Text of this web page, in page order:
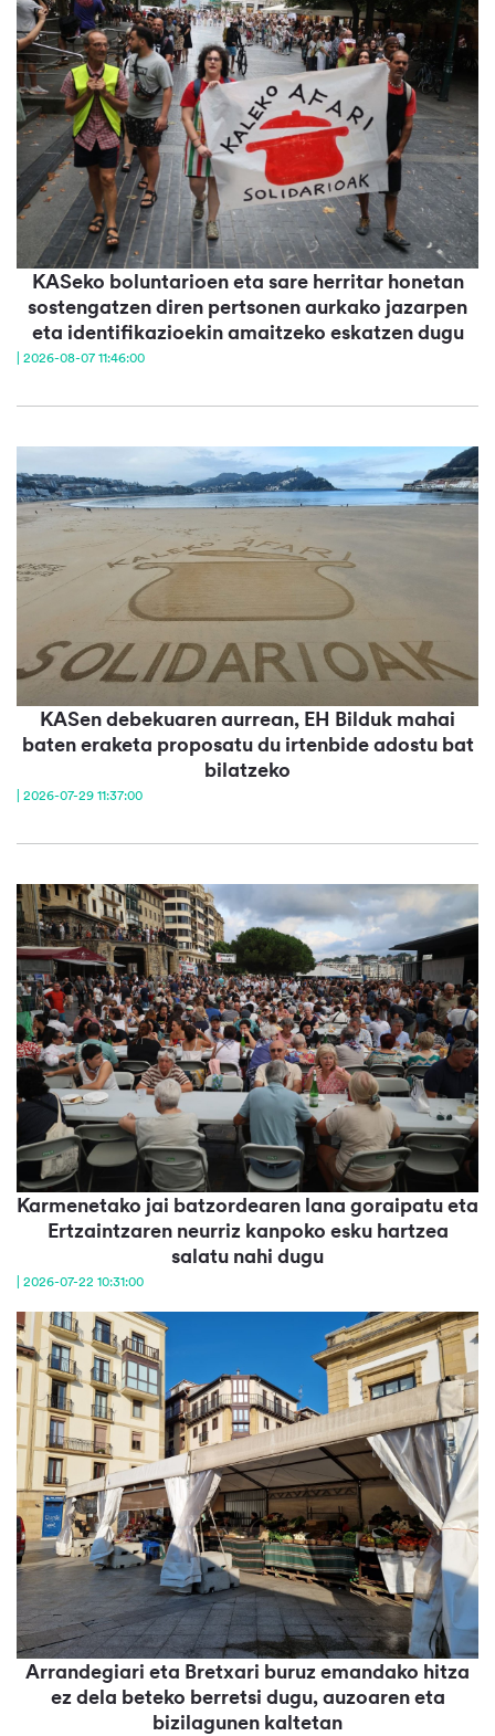
KASeko boluntarioen eta sare herritar honetan
sostengatzen diren pertsonen aurkako jazarpen
eta identifikazioekin amaitzeko eskatzen dugu
| 2026-08-07 11:46:00
KASen debekuaren aurrean, EH Bilduk mahai
baten eraketa proposatu du irtenbide adostu bat
bilatzeko
| 2026-07-29 11:37:00
Karmenetako jai batzordearen lana goraipatu eta
Ertzaintzaren neurriz kanpoko esku hartzea
salatu nahi dugu
| 2026-07-22 10:31:00
Arrandegiari eta Bretxari buruz emandako hitza
ez dela beteko berretsi dugu, auzoaren eta
bizilagunen kaltetan